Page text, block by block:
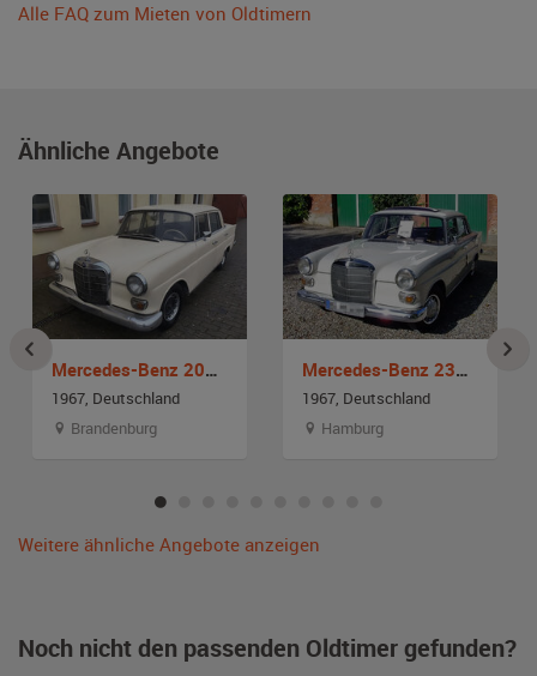
Alle FAQ zum Mieten von Oldtimern
Ähnliche Angebote
Mercedes-Benz 200D Taxi W 110 Heckflosse
1967, Deutschland
Brandenburg
Mercedes-Benz 230 Heckflosse W110
1967, Deutschland
Hamburg
Weitere ähnliche Angebote anzeigen
Noch nicht den passenden Oldtimer gefunden?